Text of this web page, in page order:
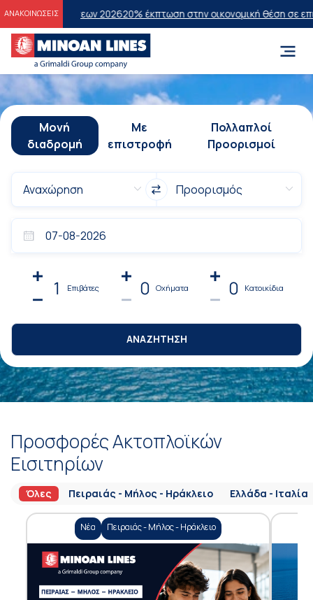
ΑΝΑΚΟΙΝΩΣΕΙΣ
202620% έκπτωση στην οικονομική θέση σε επιλεγμένα
Μονή
διαδρομή
Με
επιστροφή
Πολλαπλοί
Προορισμοί
1 Επιβάτες 0 Οχήματα 0 Κατοικίδια
ΑΝΑΖΗΤΗΣΗ
Προσφορές Ακτοπλοϊκών
Εισιτηρίων
Όλες Πειραιάς - Μήλος - Ηράκλειο Ελλάδα - Ιταλία
Νέα Πειραιάς - Μήλος - Ηράκλειο